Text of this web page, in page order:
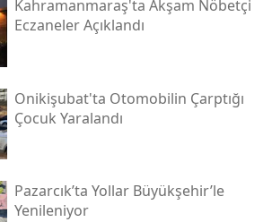
Kahramanmaraş'ta Akşam Nöbetçi
Eczaneler Açıklandı
Onikişubat'ta Otomobilin Çarptığı
Çocuk Yaralandı
Pazarcık’ta Yollar Büyükşehir’le
Yenileniyor